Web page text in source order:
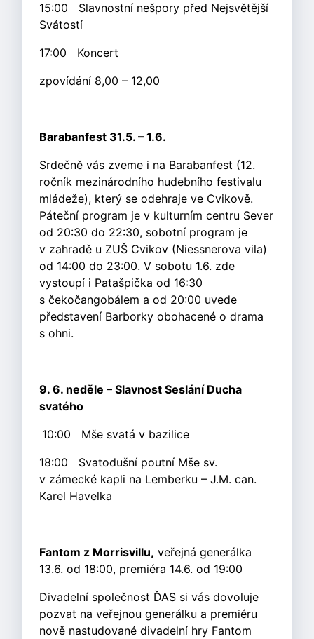
15:00 Slavnostní nešpory před Nejsvětější
Svátostí
17:00 Koncert
zpovídání 8,00 – 12,00
Barabanfest 31.5. – 1.6.
Srdečně vás zveme i na Barabanfest (12.
ročník mezinárodního hudebního festivalu
mládeže), který se odehraje ve Cvikově.
Páteční program je v kulturním centru Sever
od 20:30 do 22:30, sobotní program je
v zahradě u ZUŠ Cvikov (Niessnerova vila)
od 14:00 do 23:00. V sobotu 1.6. zde
vystoupí i Patašpička od 16:30
s čekočangobálem a od 20:00 uvede
představení Barborky obohacené o drama
s ohni.
9. 6. neděle – Slavnost Seslání Ducha
svatého
10:00 Mše svatá v bazilice
18:00 Svatodušní poutní Mše sv.
v zámecké kapli na Lemberku – J.M. can.
Karel Havelka
Fantom z Morrisvillu, veřejná generálka
13.6. od 18:00, premiéra 14.6. od 19:00
Divadelní společnost ĎAS si vás dovoluje
pozvat na veřejnou generálku a premiéru
nově nastudované divadelní hry Fantom